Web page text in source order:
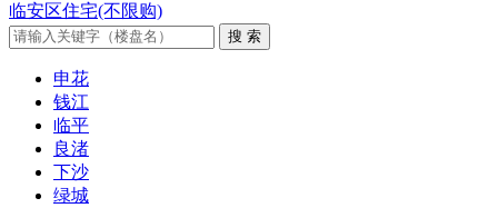
临安区住宅(不限购)
申花
钱江
临平
良渚
下沙
绿城